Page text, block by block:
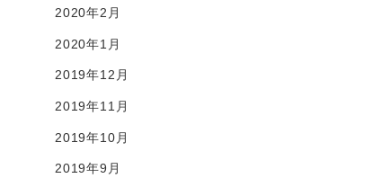
2020年2月
2020年1月
2019年12月
2019年11月
2019年10月
2019年9月